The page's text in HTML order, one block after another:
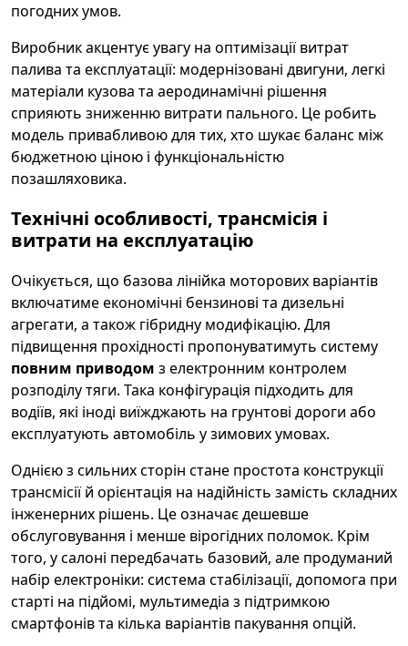
погодних умов.
Виробник акцентує увагу на оптимізації витрат
палива та експлуатації: модернізовані двигуни, легкі
матеріали кузова та аеродинамічні рішення
сприяють зниженню витрати пального. Це робить
модель привабливою для тих, хто шукає баланс між
бюджетною ціною і функціональністю
позашляховика.
Технічні особливості, трансмісія і
витрати на експлуатацію
Очікується, що базова лінійка моторових варіантів
включатиме економічні бензинові та дизельні
агрегати, а також гібридну модифікацію. Для
підвищення прохідності пропонуватимуть систему
повним приводом з електронним контролем
розподілу тяги. Така конфігурація підходить для
водіїв, які іноді виїжджають на грунтові дороги або
експлуатують автомобіль у зимових умовах.
Однією з сильних сторін стане простота конструкції
трансмісії й орієнтація на надійність замість складних
інженерних рішень. Це означає дешевше
обслуговування і менше вірогідних поломок. Крім
того, у салоні передбачать базовий, але продуманий
набір електроніки: система стабілізації, допомога при
старті на підйомі, мультимедіа з підтримкою
смартфонів та кілька варіантів пакування опцій.